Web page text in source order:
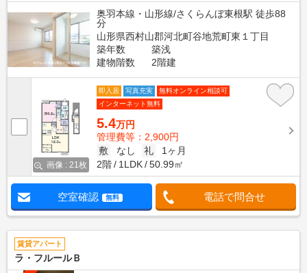
奥羽本線・山形線/さくらんぼ東根駅 徒歩88
分
山形県西村山郡河北町谷地荒町東１丁目
築年数
築浅
建物階数
2階建
画像 : 21枚
即入居 写真充実
無料オンライン相談可
インターネット無料
5.4万円
管理費等：2,900円
敷
なし 礼
1ヶ月
2階
1LDK 50.99㎡
空室確認 無料 電話で問合せ
賃貸アパート
ラ・フルールＢ